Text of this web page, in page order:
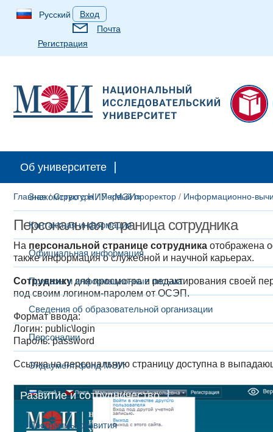
Русский
Вход
Почта
Регистрация
Об университете
Знакомство с НИУ «МЭИ»
Контактная информация
Официальная информация
Приказы и информационные письма
Сведения об образовательной организации
Персоналии
Эндаумент-фонд МЭИ
Развитие и сотрудничество
Программы развития
Главная/Структура/Первый проректор / Информационно-
Персональная страница сотрудника
На персональной странице сотрудника отображена
также информация о служебной и научной карьерах.
Сотруднику для просмотра и редактирования своей
под своим логином-паролем от ОСЭП.
Формат ввода:
Логин: public\login
Пароль: password
Ссылка на персональную страницу доступна в